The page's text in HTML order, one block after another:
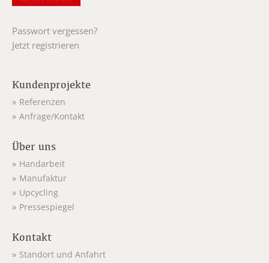
Passwort vergessen?
Jetzt registrieren
Kundenprojekte
Referenzen
Anfrage/Kontakt
Über uns
Handarbeit
Manufaktur
Upcycling
Pressespiegel
Kontakt
Standort und Anfahrt